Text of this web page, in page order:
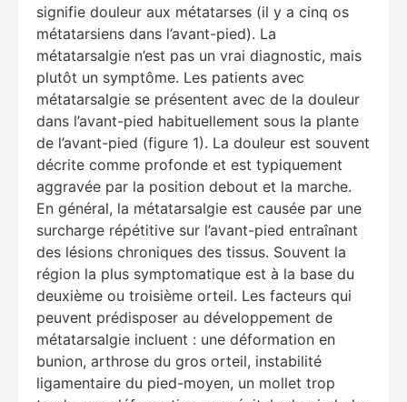
signifie douleur aux métatarses (il y a cinq os
métatarsiens dans l’avant-pied). La
métatarsalgie n’est pas un vrai diagnostic, mais
plutôt un symptôme. Les patients avec
métatarsalgie se présentent avec de la douleur
dans l’avant-pied habituellement sous la plante
de l’avant-pied (figure 1). La douleur est souvent
décrite comme profonde et est typiquement
aggravée par la position debout et la marche.
En général, la métatarsalgie est causée par une
surcharge répétitive sur l’avant-pied entraînant
des lésions chroniques des tissus. Souvent la
région la plus symptomatique est à la base du
deuxième ou troisième orteil. Les facteurs qui
peuvent prédisposer au développement de
métatarsalgie incluent : une déformation en
bunion, arthrose du gros orteil, instabilité
ligamentaire du pied-moyen, un mollet trop